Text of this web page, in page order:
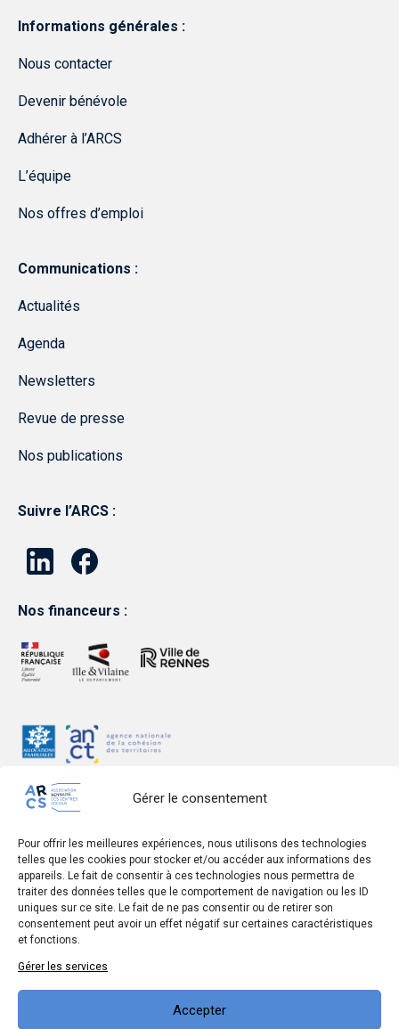
Gérer le consentement
Pour offrir les meilleures expériences, nous utilisons des technologies
telles que les cookies pour stocker et/ou accéder aux informations des
appareils. Le fait de consentir à ces technologies nous permettra de
traiter des données telles que le comportement de navigation ou les ID
uniques sur ce site. Le fait de ne pas consentir ou de retirer son
consentement peut avoir un effet négatif sur certaines caractéristiques
et fonctions.
Gérer les services
Accepter
Informations générales :
Nous contacter
Devenir bénévole
Adhérer à l’ARCS
L’équipe
Nos offres d’emploi
Communications :
Actualités
Agenda
Newsletters
Revue de presse
Nos publications
Suivre l’ARCS :
Nos financeurs :
Mentions légales
Données personnelles
Accessibilité du site
Eco-conception
par le